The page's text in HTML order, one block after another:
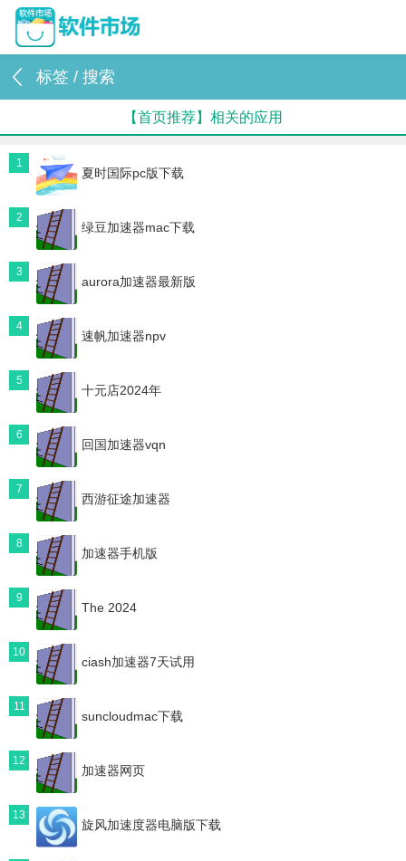
标签 / 搜索
【首页推荐】相关的应用
1
夏时国际pc版下载
2
绿豆加速器mac下载
3
aurora加速器最新版
4
速帆加速器npv
5
十元店2024年
6
回国加速器vqn
7
西游征途加速器
8
加速器手机版
9
The 2024
10
ciash加速器7天试用
11
suncloudmac下载
12
加速器网页
13
旋风加速度器电脑版下载